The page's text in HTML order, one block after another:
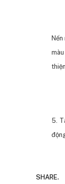
5.
SHARE.